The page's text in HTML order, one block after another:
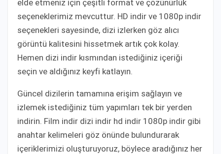
elde etmeniz için çeşitli format ve çözünürlük
seçeneklerimiz mevcuttur. HD indir ve 1080p indir
seçenekleri sayesinde, dizi izlerken göz alıcı
görüntü kalitesini hissetmek artık çok kolay.
Hemen dizi indir kısmından istediğiniz içeriği
seçin ve aldığınız keyfi katlayın.
Güncel dizilerin tamamına erişim sağlayın ve
izlemek istediğiniz tüm yapımları tek bir yerden
indirin. Film indir dizi indir hd indir 1080p indir gibi
anahtar kelimeleri göz önünde bulundurarak
içeriklerimizi oluşturuyoruz, böylece aradığınız her